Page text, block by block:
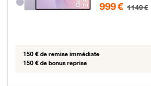
999 € 1149 €
150 € de remise immédiate
150 € de bonus reprise